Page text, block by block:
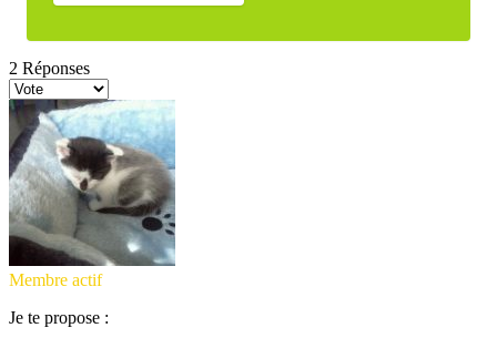
2 Réponses
Membre actif
Je te propose :